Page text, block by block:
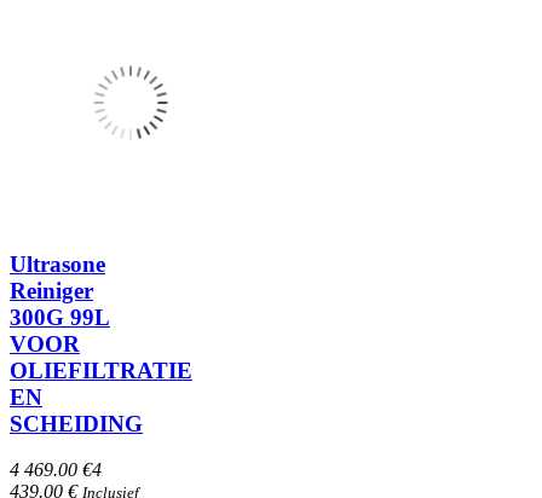
Ultrasone
Reiniger
300G 99L
VOOR
OLIEFILTRATIE
EN
SCHEIDING
4 469.00 €4
439.00 € Inclusief